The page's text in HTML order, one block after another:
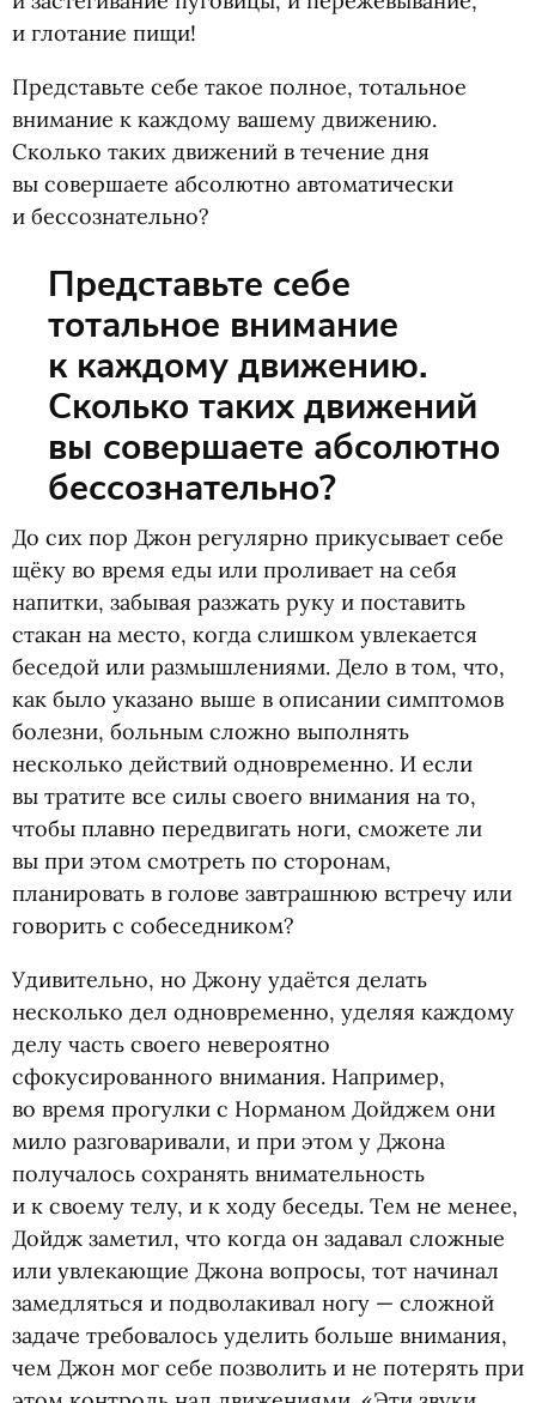
и глотание пищи!
Представьте себе такое полное, тотальное
внимание к каждому вашему движению.
Сколько таких движений в течение дня
вы совершаете абсолютно автоматически
и бессознательно?
Представьте себе
тотальное внимание
к каждому движению.
Сколько таких движений
вы совершаете абсолютно
бессознательно?
До сих пор Джон регулярно прикусывает себе
щёку во время еды или проливает на себя
напитки, забывая разжать руку и поставить
стакан на место, когда слишком увлекается
беседой или размышлениями. Дело в том, что,
как было указано выше в описании симптомов
болезни, больным сложно выполнять
несколько действий одновременно. И если
вы тратите все силы своего внимания на то,
чтобы плавно передвигать ноги, сможете ли
вы при этом смотреть по сторонам,
планировать в голове завтрашнюю встречу или
говорить с собеседником?
Удивительно, но Джону удаётся делать
несколько дел одновременно, уделяя каждому
делу часть своего невероятно
сфокусированного внимания. Например,
во время прогулки с Норманом Дойджем они
мило разговаривали, и при этом у Джона
получалось сохранять внимательность
и к своему телу, и к ходу беседы. Тем не менее,
Дойдж заметил, что когда он задавал сложные
или увлекающие Джона вопросы, тот начинал
замедляться и подволакивал ногу — сложной
задаче требовалось уделить больше внимания,
чем Джон мог себе позволить и не потерять при